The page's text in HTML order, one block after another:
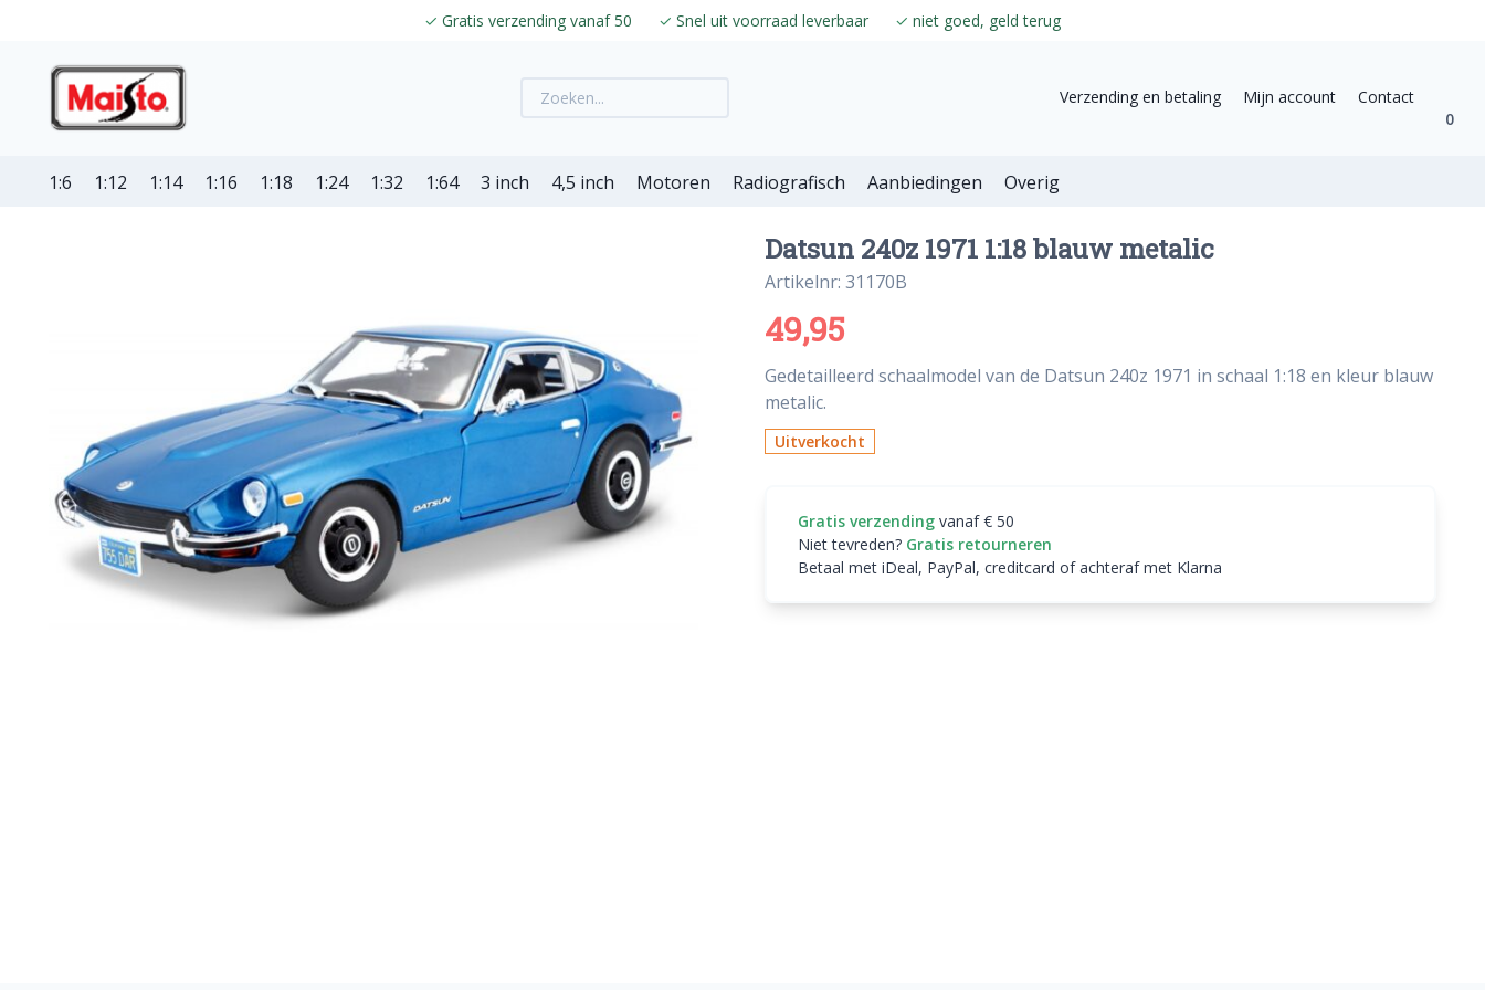
✓ Gratis verzending vanaf 50 ✓ Snel uit voorraad leverbaar ✓ niet goed, geld terug
Verzending en betaling Mijn account
Contact
0
1:6 1:12 1:14 1:16 1:18 1:24 1:32 1:64 3 inch 4,5 inch Motoren Radiografisch Aanbiedingen Overig
Datsun 240z 1971 1:18 blauw metalic
Artikelnr: 31170B
49,95
Gedetailleerd schaalmodel van de Datsun 240z 1971 in schaal 1:18 en kleur blauw
metalic.
Uitverkocht
Gratis verzending vanaf € 50
Niet tevreden? Gratis retourneren
Betaal met iDeal, PayPal, creditcard of achteraf met Klarna